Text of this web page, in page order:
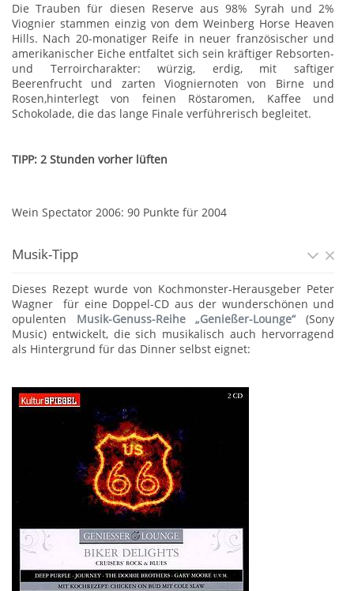
Die Trauben für diesen Reserve aus 98% Syrah und 2%
Viognier stammen einzig von dem Weinberg Horse Heaven
Hills. Nach 20-monatiger Reife in neuer französischer und
amerikanischer Eiche entfaltet sich sein kräftiger Rebsorten-
und Terroircharakter: würzig, erdig, mit saftiger
Beerenfrucht und zarten Viogniernoten von Birne und
Rosen,hinterlegt von feinen Röstaromen, Kaffee und
Schokolade, die das lange Finale verführerisch begleitet.
TIPP: 2 Stunden vorher lüften
Wein Spectator 2006: 90 Punkte für 2004
Musik-Tipp
Dieses Rezept wurde von Kochmonster-Herausgeber Peter
Wagner für eine Doppel-CD aus der wunderschönen und
opulenten
Musik-Genuss-Reihe „Genießer-Lounge“(Sony
Music) entwickelt, die sich musikalisch auch hervorragend
als Hintergrund für das Dinner selbst eignet: